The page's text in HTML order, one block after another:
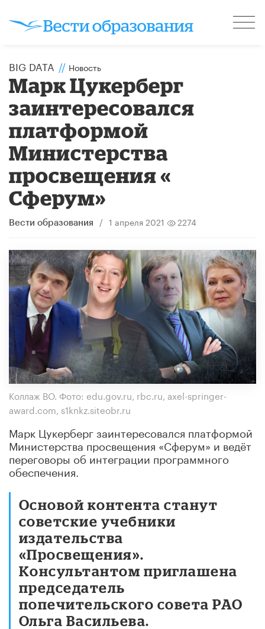
BIG DATA // Новость
Марк Цукерберг
заинтересовался
платформой
Министерства
просвещения «​
Сферум»​
Вести образования / 1 апреля 2021 2274
Коллаж ВО. Фото: edu.gov.ru, rbc.ru, axel-springer-
award.com, s1knkz.siteobr.ru
Марк Цукерберг заинтересовался платформой
Министерства просвещения «Сферум» и ведёт
переговоры об интеграции программного
обеспечения.
Основой контента станут
советские учебники
издательства
«Просвещения».
Консультантом приглашена
председатель
попечительского совета РАО
Ольга Васильева.